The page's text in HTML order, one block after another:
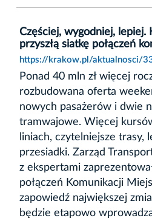
Częściej, wygodniej, lepiej.
przyszłą siatkę połączeń
https://krakow.pl/aktualnosci/
Ponad 40 mln zł więcej
rozbudowana oferta
nowych pasażerów i dwie
tramwajowe. Więcej
liniach, czytelniejsze trasy,
przesiadki. Zarząd
z ekspertami
połączeń Komunikacji
zapowiedź największej
będzie etapowo